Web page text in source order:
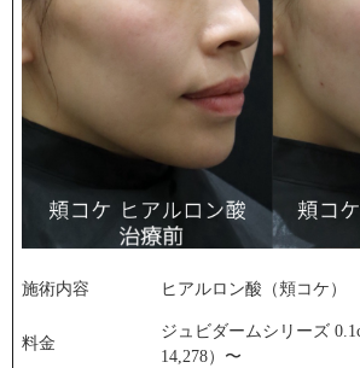
施術内容 ヒアルロン酸（頬コケ）
料金
ジュビダームシリーズ
14,278）〜